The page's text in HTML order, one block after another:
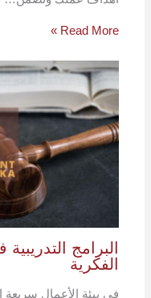
Read More »
البرامج
الفكرية
في بيئة الأعمال سريعة